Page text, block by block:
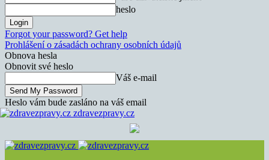
heslo
Forgot your password? Get help
Prohlášení o zásadách ochrany osobních údajů
Obnova hesla
Obnovit své heslo
Váš e-mail
Heslo vám bude zasláno na váš email
zdravezpravy.cz